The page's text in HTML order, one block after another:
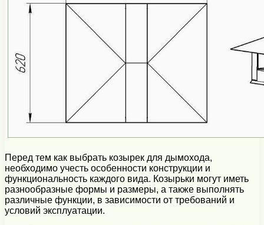
Перед тем как выбрать козырек для дымохода,
необходимо учесть особенности конструкции и
функциональность каждого вида. Козырьки могут иметь
разнообразные формы и размеры, а также выполнять
различные функции, в зависимости от требований и
условий эксплуатации.